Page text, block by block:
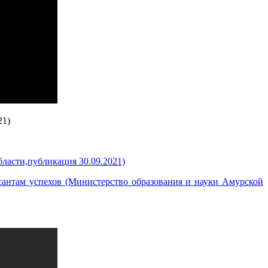
30.09.2021)
успехов (Министерство образования и науки Амурской